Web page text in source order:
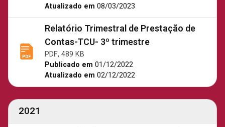
Atualizado em 08/03/2023
Relatório Trimestral de Prestação de
Contas-TCU- 3º trimestre
PDF, 489 KB
Publicado em 01/12/2022
Atualizado em 02/12/2022
2021